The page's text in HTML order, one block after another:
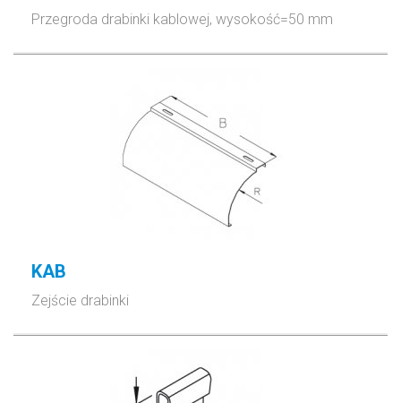
Przegroda drabinki kablowej, wysokość=50 mm
KAB
Zejście drabinki